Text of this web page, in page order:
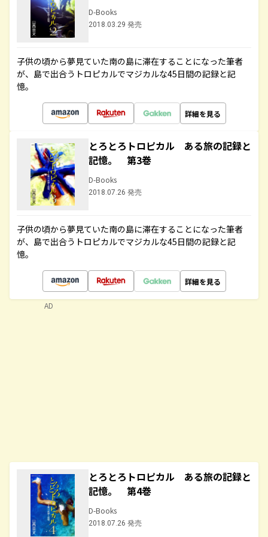
D-Books
2018.03.29 発売
子供の頃から夢見ていた南の島に滞在することになった筆者
が、島で出合うトロピカルでマジカルな45日間の記録と記
憶。
詳細を見る
とろとろトロピカル ある旅の記録と
記憶。 第3巻
D-Books
2018.07.26 発売
子供の頃から夢見ていた南の島に滞在することになった筆者
が、島で出合うトロピカルでマジカルな45日間の記録と記
憶。
詳細を見る
とろとろトロピカル ある旅の記録と
記憶。 第4巻
D-Books
2018.07.26 発売
AD